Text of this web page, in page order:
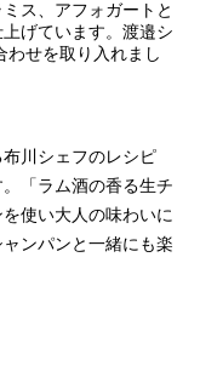
ス、アフォガートと
げています。渡邉シ
せを取り入れまし
布川シェフのレシピ
「ラム酒の香る生チ
使い大人の味わいに
ンパンと一緒にも楽